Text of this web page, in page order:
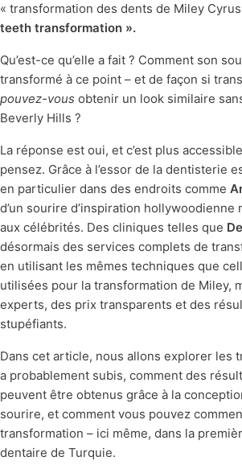
« transformation des dents de Miley Cyrus
teeth transformation ».
Qu’est-ce qu’elle a fait ? Comment son
transformé à ce point – et de façon si
pouvez-vous obtenir un look similaire
Beverly Hills ?
La réponse est oui, et c’est plus
pensez. Grâce à l’essor de la dentisterie
en particulier dans des endroits comme
d’un sourire d’inspiration hollywoodienne
aux célébrités. Des cliniques telles que
désormais des services complets de
en utilisant les mêmes techniques que
utilisées pour la transformation de Miley,
experts, des prix transparents et des
stupéfiants.
Dans cet article, nous allons explorer les
a probablement subis, comment des
peuvent être obtenus grâce à la
sourire, et comment vous pouvez
transformation – ici même, dans la
dentaire de Turquie.